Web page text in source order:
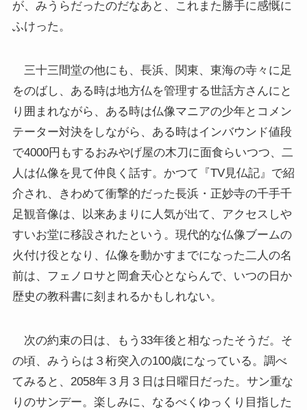
が、みうらだったのだなあと、これまた勝手に感慨に
ふけった。
三十三間堂の他にも、長浜、関東、東海の寺々に足
をのばし、ある時は地方仏を管理する世話方さんにと
り囲まれながら、ある時は仏像マニアの少年とコメン
テーター対決をしながら、ある時はインバウンド値段
で4000円もするおみやげ屋の木刀に面食らいつつ、二
人は仏像を見て仲良く話す。かつて『TV見仏記』で紹
介され、きわめて衝撃的だった長浜・正妙寺の千手千
足観音像は、以来あまりに人気が出て、アクセスしや
すいお堂に移設されたという。現代的な仏像ブームの
火付け役となり、仏像を動かすまでになった二人の名
前は、フェノロサと岡倉天心とならんで、いつの日か
歴史の教科書に刻まれるかもしれない。
次の約束の日は、もう33年後と相なったそうだ。そ
の頃、みうらは３桁突入の100歳になっている。調べ
てみると、2058年３月３日は日曜日だった。サン重な
りのサンデー。楽しみに、なるべくゆっくり目指した